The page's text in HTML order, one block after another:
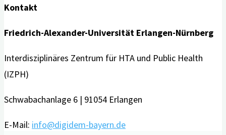
Kontakt
Friedrich-Alexander-Universität Erlangen-Nürnberg
Interdisziplinäres Zentrum für HTA und Public Health
(IZPH)
Schwabachanlage 6 | 91054 Erlangen
E-Mail: info@digidem-bayern.de